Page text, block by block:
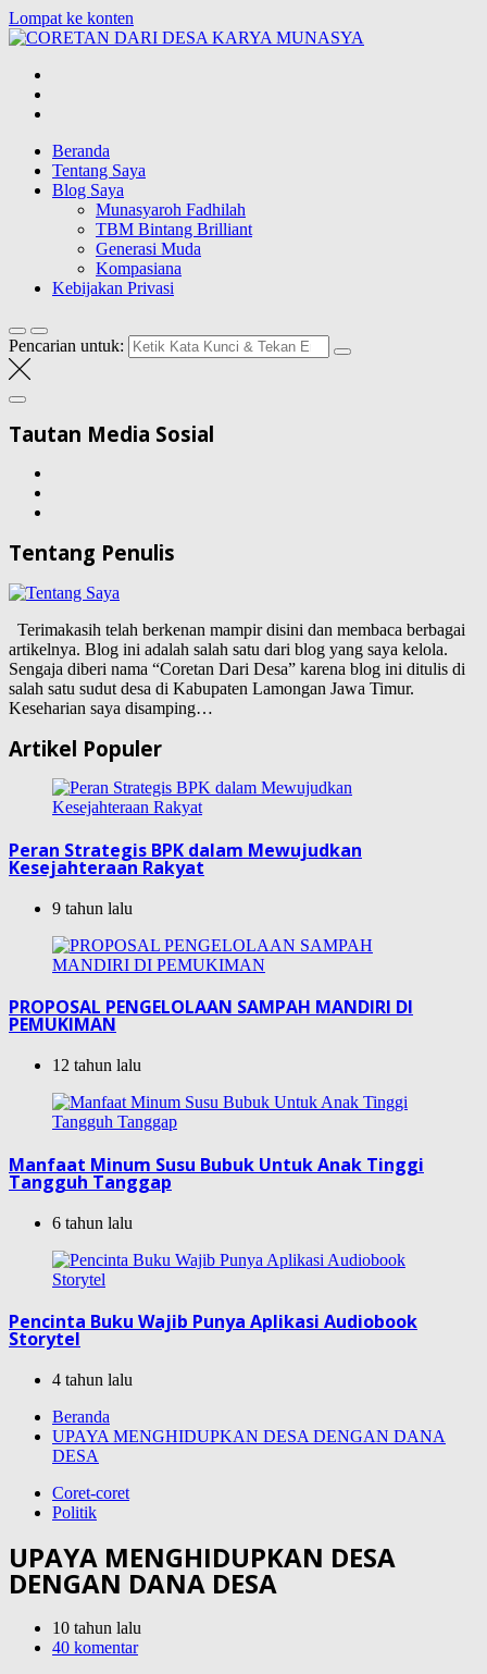
Lompat ke konten
Blog Wong Ndeso yang ingin berbagi berbagai hal di sekitarnya
Beranda
Tentang Saya
Blog Saya
Munasyaroh Fadhilah
TBM Bintang Brilliant
Generasi Muda
Kompasiana
Kebijakan Privasi
Pencarian untuk:
Tautan Media Sosial
Tentang Penulis
Terimakasih telah berkenan mampir disini dan membaca berbagai
artikelnya. Blog ini adalah salah satu dari blog yang saya kelola.
Sengaja diberi nama “Coretan Dari Desa” karena blog ini ditulis di
salah satu sudut desa di Kabupaten Lamongan Jawa Timur.
Keseharian saya disamping…
Artikel Populer
Peran Strategis BPK dalam Mewujudkan
Kesejahteraan Rakyat
9 tahun lalu
PROPOSAL PENGELOLAAN SAMPAH MANDIRI DI
PEMUKIMAN
12 tahun lalu
Manfaat Minum Susu Bubuk Untuk Anak Tinggi
Tangguh Tanggap
6 tahun lalu
Pencinta Buku Wajib Punya Aplikasi Audiobook
Storytel
4 tahun lalu
Beranda
UPAYA MENGHIDUPKAN DESA DENGAN DANA
DESA
Coret-coret
Politik
UPAYA MENGHIDUPKAN DESA
DENGAN DANA DESA
10 tahun lalu
40 komentar